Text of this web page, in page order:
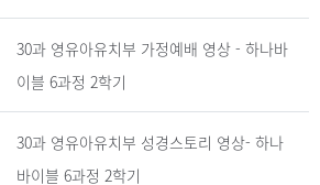
30과 영유아유치부 가정예배 영상 - 하나바
이블 6과정 2학기
30과 영유아유치부 성경스토리 영상- 하나
바이블 6과정 2학기